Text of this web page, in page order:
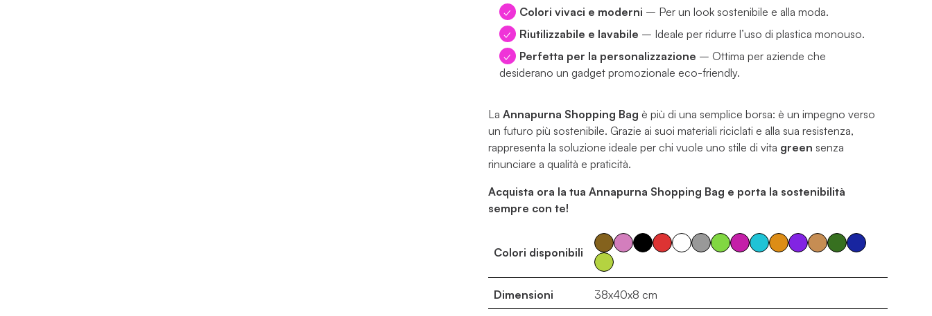
Colori vivaci e moderni – Per un look sostenibile e alla moda.
Riutilizzabile e lavabile – Ideale per ridurre l’uso di plastica monouso.
Perfetta per la personalizzazione – Ottima per aziende che
desiderano un gadget promozionale eco-friendly.
La Annapurna Shopping Bag è più di una semplice borsa: è un impegno verso
un futuro più sostenibile. Grazie ai suoi materiali riciclati e alla sua resistenza,
rappresenta la soluzione ideale per chi vuole uno stile di vita green senza
rinunciare a qualità e praticità.
Acquista ora la tua Annapurna Shopping Bag e porta la sostenibilità
sempre con te!
Colori disponibili
Dimensioni 38x40x8 cm